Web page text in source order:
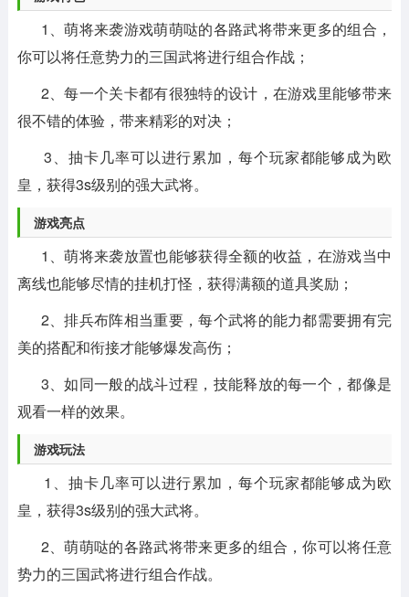
1、萌将来袭游戏萌萌哒的各路武将带来更多的组合，
你可以将任意势力的三国武将进行组合作战；
2、每一个关卡都有很独特的设计，在游戏里能够带来
很不错的体验，带来精彩的对决；
3、抽卡几率可以进行累加，每个玩家都能够成为欧
皇，获得3s级别的强大武将。
游戏亮点
1、萌将来袭放置也能够获得全额的收益，在游戏当中
离线也能够尽情的挂机打怪，获得满额的道具奖励；
2、排兵布阵相当重要，每个武将的能力都需要拥有完
美的搭配和衔接才能够爆发高伤；
3、如同一般的战斗过程，技能释放的每一个，都像是
观看一样的效果。
游戏玩法
1、抽卡几率可以进行累加，每个玩家都能够成为欧
皇，获得3s级别的强大武将。
2、萌萌哒的各路武将带来更多的组合，你可以将任意
势力的三国武将进行组合作战。